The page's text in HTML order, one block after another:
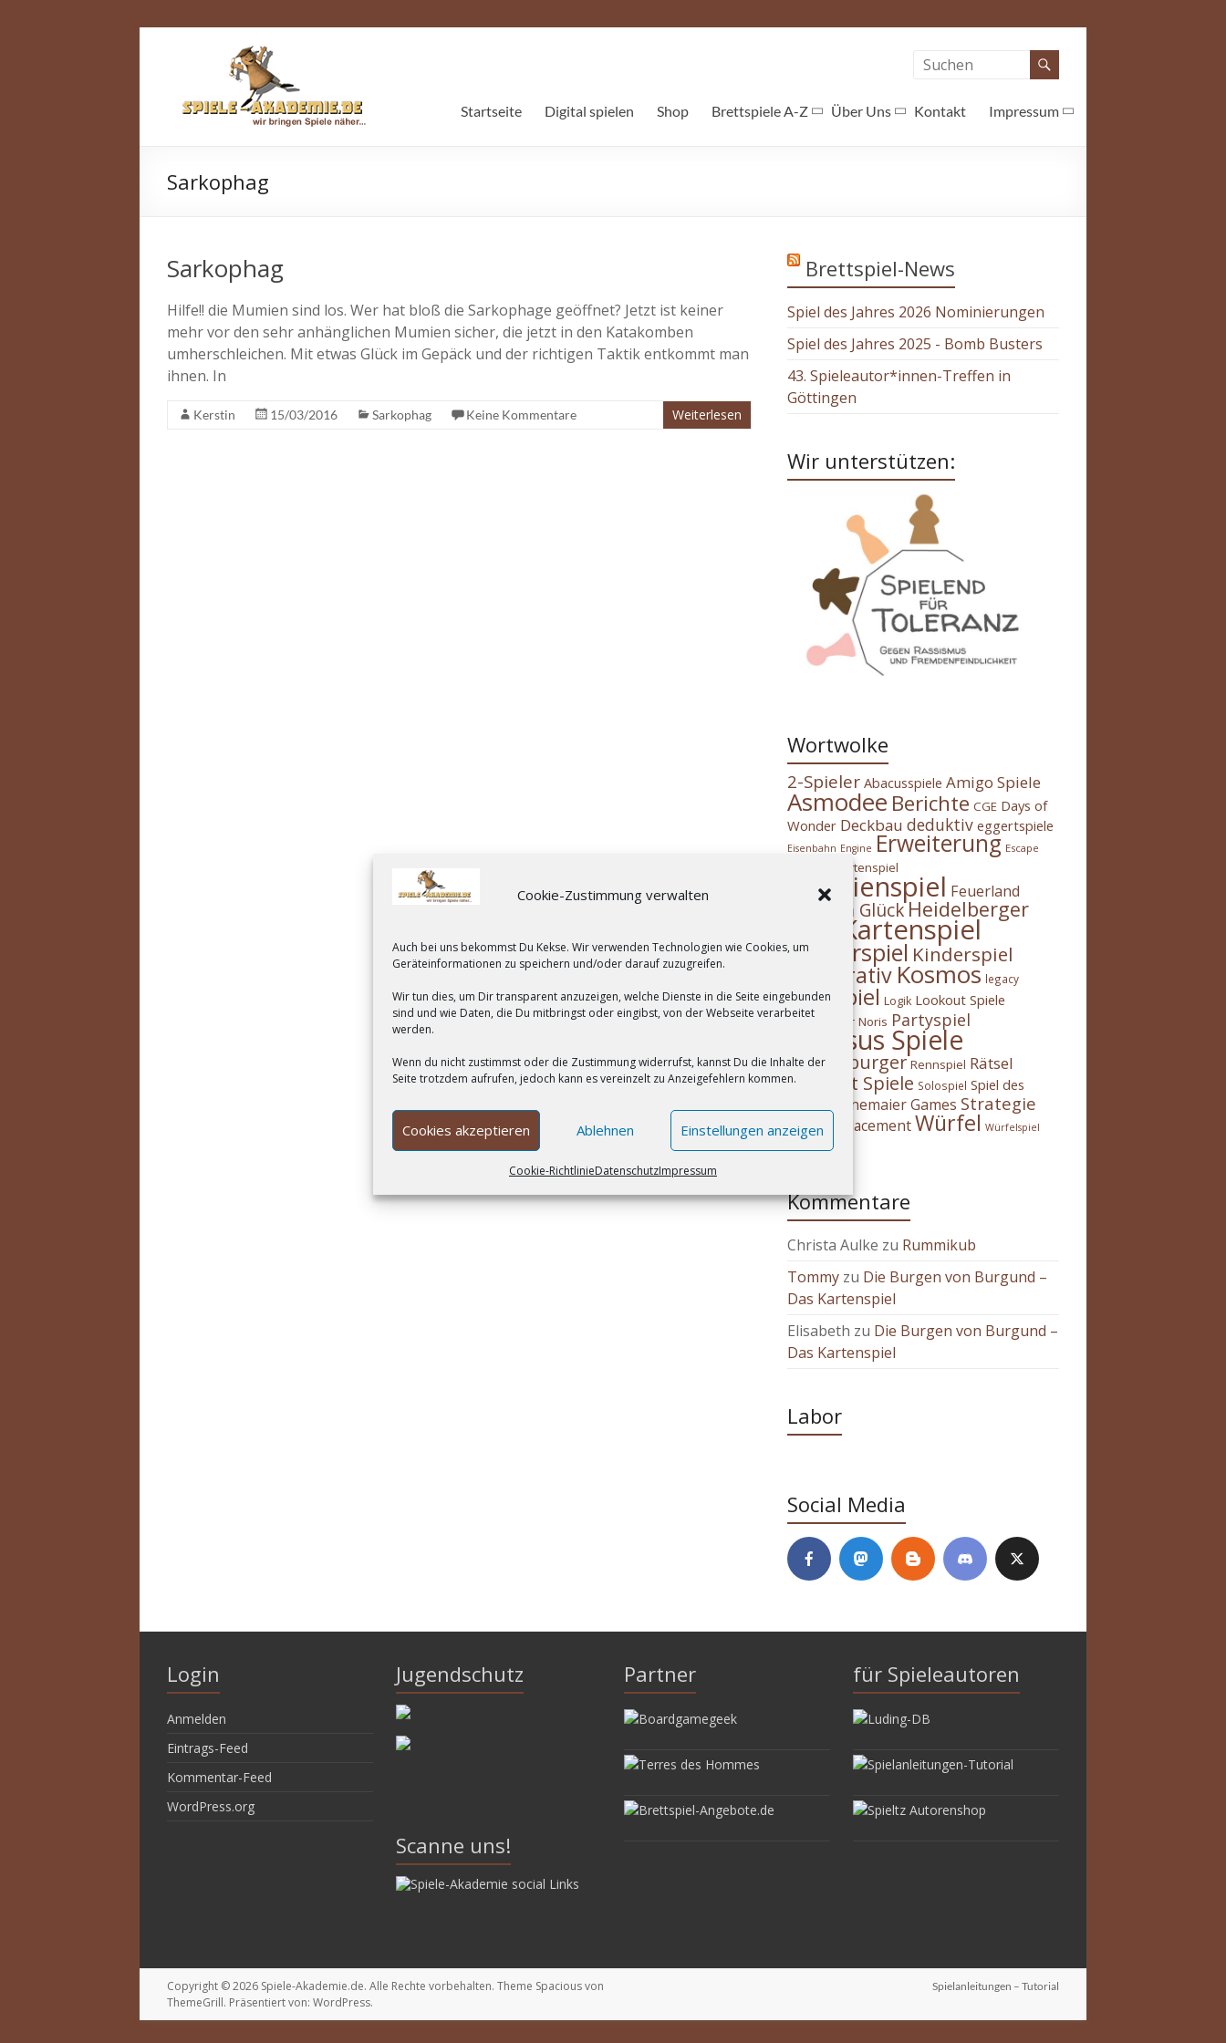
Cookie-Zustimmung verwalten
Auch bei uns bekommst Du Kekse. Wir verwenden Technologien wie Cookies, um
Geräteinformationen zu speichern und/oder darauf zuzugreifen.
Wir tun dies, um Dir transparent anzuzeigen, welche Dienste in die Seite eingebunden
sind und wie Daten, die Du mitbringst oder eingibst, von der Webseite verarbeitet
werden.
Wenn du nicht zustimmst oder die Zustimmung widerrufst, kannst Du die Inhalte der
Seite trotzdem aufrufen, jedoch kann es vereinzelt zu Anzeigefehlern kommen.
Cookies akzeptieren Ablehnen Einstellungen anzeigen
Cookie-RichtlinieDatenschutzImpressum
Spiele-
Akademie.de
Spiele
Startseite Digital spielen Shop Brettspiele A-Z Über Uns Kontakt Impressum
Sarkophag
Sarkophag
Hilfe!! die Mumien sind los. Wer hat bloß die Sarkophage geöffnet? Jetzt ist keiner
mehr vor den sehr anhänglichen Mumien sicher, die jetzt in den Katakomben
umherschleichen. Mit etwas Glück im Gepäck und der richtigen Taktik entkommt man
ihnen. In
Kerstin 15/03/2016 Sarkophag Keine Kommentare Weiterlesen
Brettspiel-News
Spiel des Jahres 2026 Nominierungen
Spiel des Jahres 2025 - Bomb Busters
43. Spieleautor*innen-Treffen in
Göttingen
Wir unterstützen:
Wortwolke
2-Spieler Abacusspiele Amigo Spiele
Asmodee Berichte CGE Days of
Wonder Deckbau deduktiv eggertspiele
Eisenbahn Engine Erweiterung Escape
Expertenspiel
Familienspiel Feuerland
Hans im Glück Heidelberger
Kartenspiel
Kennerspiel Kinderspiel
kooperativ Kosmos legacy
Legespiel Logik Lookout Spiele
Mehrspieler Noris Partyspiel
Pegasus Spiele
Ravensburger Rennspiel Rätsel
Schmidt Spiele Solospiel Spiel des
Stonemaier Games Strategie
worker-placementWürfel Würfelspiel
Zoch
Kommentare
Christa Aulke zu Rummikub
Tommyzu Die Burgen von Burgund –
Das Kartenspiel
Elisabeth zu Die Burgen von Burgund –
Das Kartenspiel
Labor
Social Media
Login
Anmelden
Eintrags-Feed
Kommentar-Feed
WordPress.org
Jugendschutz
Scanne uns!
Partner für Spieleautoren
Copyright © 2026 Spiele-Akademie.de. Alle Rechte vorbehalten. Theme Spaciousvon
ThemeGrill. Präsentiert von: WordPress.
Spielanleitungen – Tutorial